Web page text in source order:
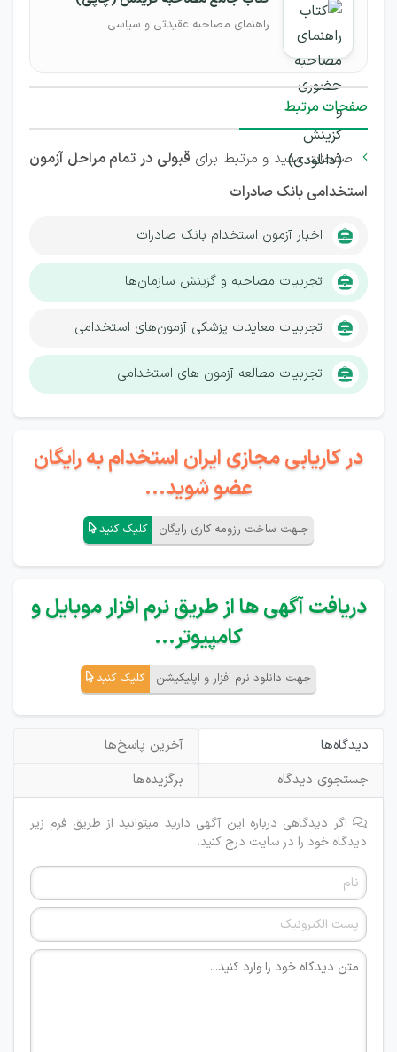
راهنمای مصاحبه عقیدتی و سیاسی
صفحات مرتبط
صفحات مفید و مرتبط برای قبولی در تمام مراحل آزمون
استخدامی بانک صادرات
اخبار آزمون استخدام بانک صادرات
تجربیات مصاحبه و گزینش سازمان‌ها
تجربیات معاینات پزشکی آزمون‌های استخدامی
تجربیات مطالعه آزمون های استخدامی
در کاریابی مجازی ایران استخدام به رایگان
عضو شوید...
جـهت ساخت رزومه کاری رایگان کلیک کنید
دریافت آگهی ها از طریق نرم افزار موبایل و
کامپیوتر...
جهت دانلود نرم افزار و اپلیکیشن کلیک کنید
دیدگاه‌ها
آخرین پاسخ‌ها
جستجوی دیدگاه
برگزیده‌ها
اگر دیدگاهی درباره این آگهی دارید میتوانید از طریق فرم زیر
دیدگاه خود را در سایت درج کنید.